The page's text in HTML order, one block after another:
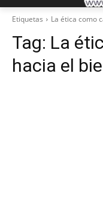
Etiquetas La ética como
Tag: La
hacia el